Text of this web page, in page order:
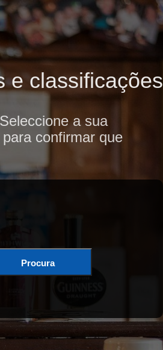
e classificações
a sua
confirmar que
Procura